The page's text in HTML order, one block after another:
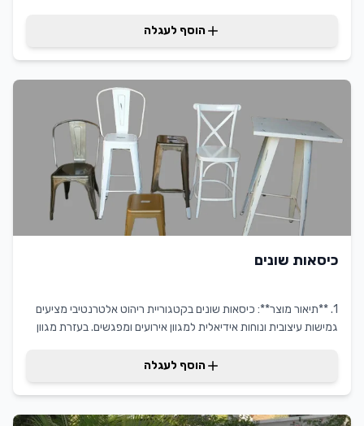
ויציבות מירבית לאורחים. השרפרף מתאים במיוחד לאירועים בחוץ, מסיבות
אסתטיקה מודרנית לבין פונקציונליות מעשית, ומאפשר שילוב הרמוני עם
כל סגנון עיצובי של האירוע. בדרזנר אנו מתמחים בהשכרת ציוד איכותי
לאירועים ומבטיחים שירות מקצועי ואמין. כל השרפרפים עוברים בדיקות
איכות קפדניות ותחזוקה שוטפת, כדי להבטיח שהאירוע שלכם יעבור ללא
דופי. המוצר מתאים למגוון רחב של אירועים: חתונות, בר/בת מצווה,
אירועי חברה, תערוכות, ימי הולדת וכל אירוע שבו נדרש פתרון ישיבה
איכותי ויציב. השירות שלנו כולל משלוח ואיסוף מקצועיים, התקנה במידת
הצורך וליווי צמוד לכל אורך האירוע.
הוסף לעגלה
כיסאות שונים
1. **תיאור מוצר**: כיסאות שונים בקטגוריית ריהוט אלטרנטיבי מציעים
גמישות עיצובית ונוחות אידיאלית למגוון אירועים ומפגשים. בעזרת מגוון
ישיבה ייחודי ומקצועי לכל אירוע. יתרונם הבולט הוא ביכולת ההתאמה
לפתרון מועדף עבור לקוחות בתחום השכרת ריהוט המחפשים מענה
יצירתי ומקצועי.
הוסף לעגלה